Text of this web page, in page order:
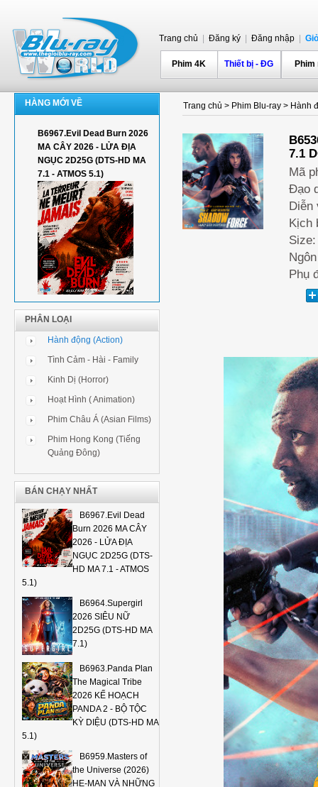
Trang chủ Đăng ký Đăng nhập
Phim 4K Thiết bị - ĐG
HÀNG MỚI VỀ
B6967.Evil Dead Burn 2026
MA CÂY 2026 - LỬA ĐỊA
NGỤC 2D25G (DTS-HD MA
7.1 - ATMOS 5.1)
PHÂN LOẠI
Hành động (Action)
Tình Cảm - Hài - Family
Kinh Dị (Horror)
Hoạt Hình ( Animation)
Phim Châu Á (Asian Films)
Phim Hong Kong (Tiếng
Quảng Đông)
BÁN CHẠY NHẤT
B6967.Evil Dead
Burn 2026 MA CÂY
2026 - LỬA ĐỊA
NGỤC 2D25G (DTS-
HD MA 7.1 - ATMOS
5.1)
B6964.Supergirl
2026 SIÊU NỮ
2D25G (DTS-HD MA
7.1)
B6963.Panda Plan
The Magical Tribe
2026 KẾ HOẠCH
PANDA 2 - BỘ TỘC
KỲ DIỆU (DTS-HD MA
5.1)
B6959.Masters of
the Universe (2026)
HE-MAN VÀ NHỮNG
Trang chủ > Phim Blu-ray > Hành
7.1
Mã
Đạo
Diễn
Kịch
Phụ